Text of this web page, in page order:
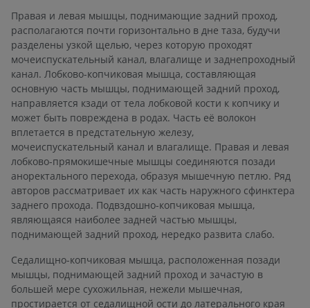
Правая и левая мышцы, поднимающие задний проход,
располагаются почти горизонтально в дне таза, будучи
разделены узкой щелью, через которую проходят
мочеиспускательный канал, влагалище и заднепроходный
канал. Лобково-копчиковая мышца, составляющая
основную часть мышцы, поднимающей задний проход,
направляется кзади от тела лобковой кости к копчику и
может быть повреждена в родах. Часть её волокон
вплетается в предстательную железу,
мочеиспускательный канал и влагалище. Правая и левая
лобково-прямокишечные мышцы соединяются позади
аноректального перехода, образуя мышечную петлю. Ряд
авторов рассматривает их как часть наружного сфинктера
заднего прохода. Подвздошно-копчиковая мышца,
являющаяся наиболее задней частью мышцы,
поднимающей задний проход, нередко развита слабо.
Седалищно-копчиковая мышца, расположенная позади
мышцы, поднимающей задний проход и зачастую в
большей мере сухожильная, нежели мышечная,
простирается от седалищной ости до латерального края